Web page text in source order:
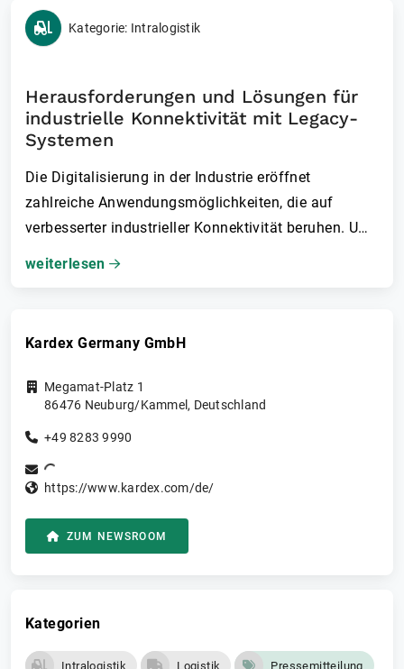
Kategorie: Intralogistik
Herausforderungen und Lösungen für
industrielle Konnektivität mit Legacy-
Systemen
Die Digitalisierung in der Industrie eröffnet
zahlreiche Anwendungsmöglichkeiten, die auf
verbesserter industrieller Konnektivität beruhen. Um
diese Chancen zu nutzen, ist eine reibungslose
Systeme zum Einsatz, die eine nahtlose Integration
in die IT erschweren.
weiterlesen
Kardex Germany GmbH
Megamat-Platz 1
86476 Neuburg/Kammel, Deutschland
+49 8283 9990
https://www.kardex.com/de/
ZUM NEWSROOM
Kategorien
Intralogistik Logistik Pressemitteilung